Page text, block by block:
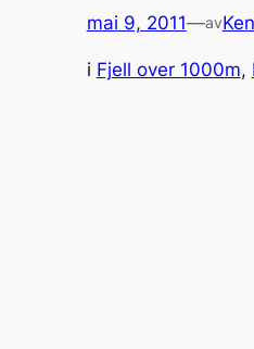
mai 9, 2011—av
i Fjell over 1000m,